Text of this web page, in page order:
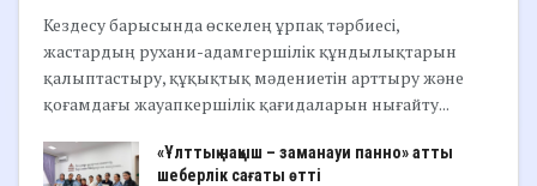
Кездесу барысында өскелең ұрпақ тәрбиесі,
жастардың рухани-адамгершілік құндылықтарын
қалыптастыру, құқықтық мәдениетін арттыру және
қоғамдағы жауапкершілік қағидаларын нығайту...
«Ұлттық нақыш – заманауи панно» атты
шеберлік сағаты өтті